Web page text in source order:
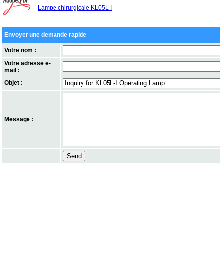
Lampe chirurgicale KL05L-I
Envoyer une demande rapide
Votre nom :
Votre adresse e-
mail :
Objet :
Message :